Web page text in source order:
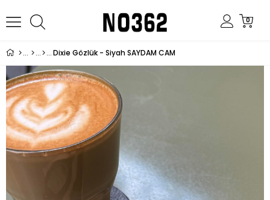
0
Dixie Gözlük - Siyah SAYDAM CAM